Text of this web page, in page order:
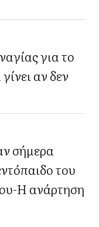
για το
αν δεν
σήμερα
του
Η ανάρτηση